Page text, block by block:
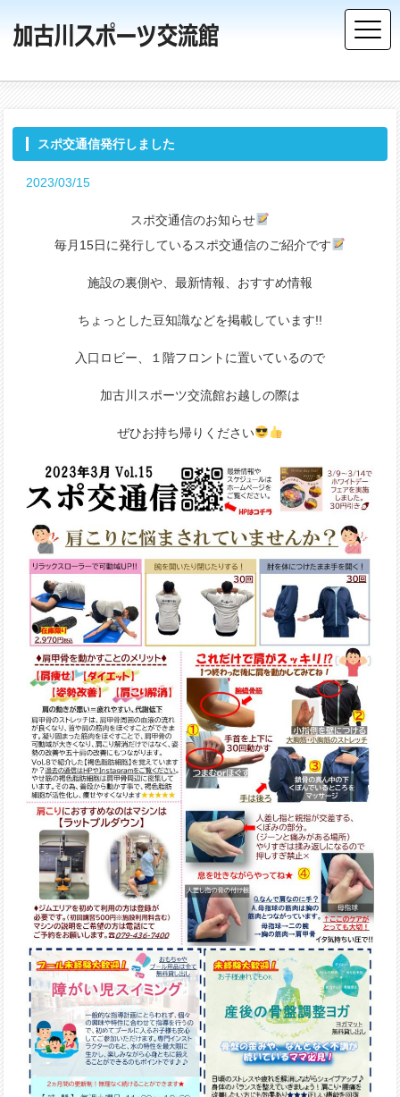
スポ交通信発行しました
2023/03/15
スポ交通信のお知らせ
毎月15日に発行しているスポ交通信のご紹介です
施設の裏側や、最新情報、おすすめ情報
ちょっとした豆知識などを掲載しています!!
入口ロビー、１階フロントに置いているので
加古川スポーツ交流館お越しの際は
ぜひお持ち帰りください